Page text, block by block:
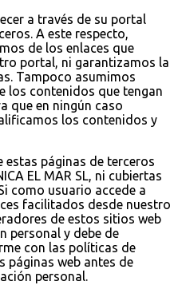
a través de su portal
A este respecto,
de los enlaces que
portal, ni garantizamos la
Tampoco asumimos
los contenidos que tengan
que en ningún caso
los contenidos y
estas páginas de terceros
EL MAR SL, ni cubiertas
como usuario accede a
facilitados desde nuestro
de estos sitios web
personal y debe de
con las políticas de
páginas web antes de
personal.